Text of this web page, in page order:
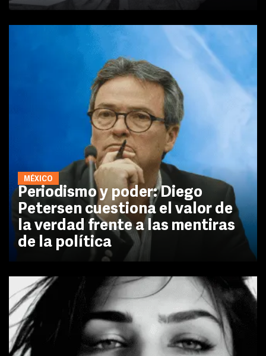
MÉXICO
Periodismo y poder: Diego
Petersen cuestiona el valor de
la verdad frente a las mentiras
de la política